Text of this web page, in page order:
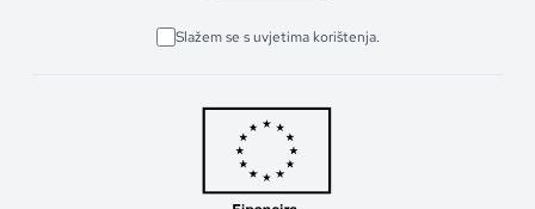
Slažem se s uvjetima korištenja.